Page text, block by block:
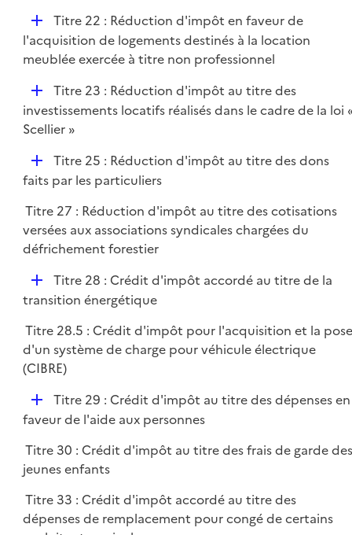
r
D
é
p
e
r
Titre 22 : Réduction d'impôt en faveur de
l'acquisition de logements destinés à la location
meublée exercée à titre non professionnel
D
é
p
e
Titre 23 : Réduction d'impôt au titre des
investissements locatifs réalisés dans le cadre de la loi
Scellier »
D
é
l
i
e
Titre 25 : Réduction d'impôt au titre des dons
faits par les particuliers
Titre 27 : Réduction d'impôt au titre des cotisations
versées aux associations syndicales chargées du
défrichement forestier
D
é
l
i
e
Titre 28 : Crédit d'impôt accordé au titre de la
transition énergétique
Titre 28.5 : Crédit d'impôt pour l'acquisition et la
d'un système de charge pour véhicule électrique
(CIBRE)
D
é
l
i
e
r
Titre 29 : Crédit d'impôt au titre des dépenses en
faveur de l'aide aux personnes
Titre 30 : Crédit d'impôt au titre des frais de garde
jeunes enfants
Titre 33 : Crédit d'impôt accordé au titre des
dépenses de remplacement pour congé de certains